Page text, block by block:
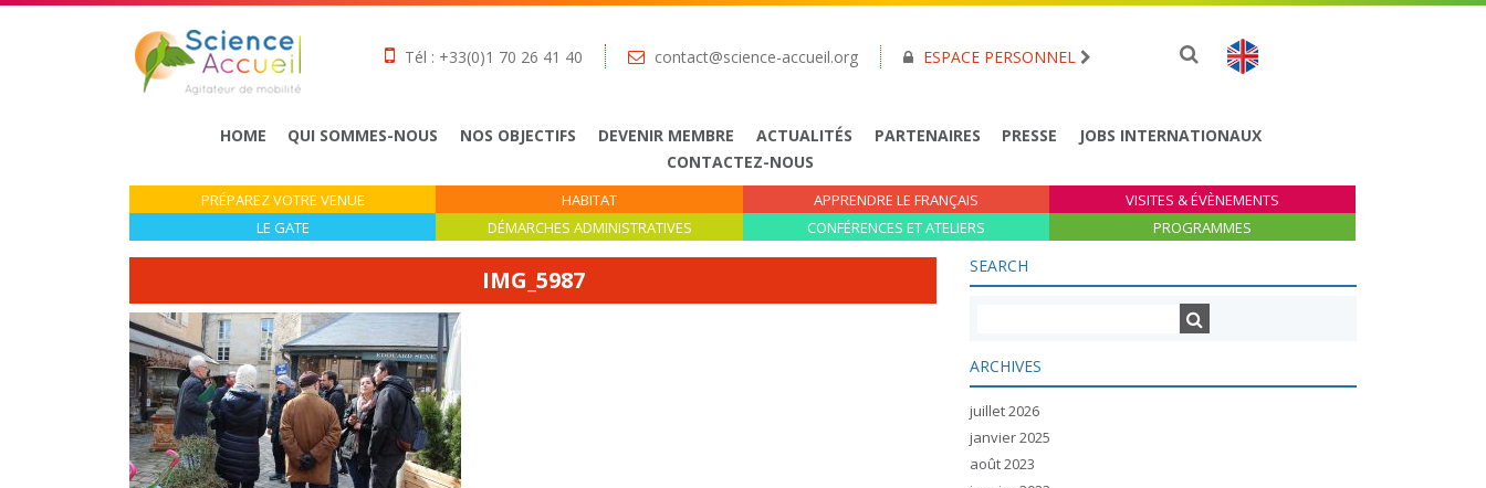
Tél : +33(0)1 70 26 41 40 contact@science-accueil.org ESPACE PERSONNEL
HOME QUI SOMMES-NOUS NOS OBJECTIFS DEVENIR MEMBRE ACTUALITÉS PARTENAIRES PRESSE
JOBS INTERNATIONAUX
CONTACTEZ-NOUS
PRÉPAREZ VOTRE VENUE HABITAT APPRENDRE LE FRANÇAIS
VISITES & ÉVÈNEMENTS
LE GATE
DÉMARCHES ADMINISTRATIVES CONFÉRENCES ET ATELIERS PROGRAMMES
IMG_5987 SEARCH
ARCHIVES
juillet 2026
janvier 2025
août 2023